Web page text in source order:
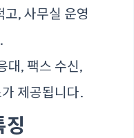
고, 사무실 운영
대, 팩스 수신,
제공됩니다.
징